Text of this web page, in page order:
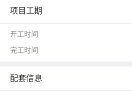
项目工期
开工时间
完工时间
配套信息